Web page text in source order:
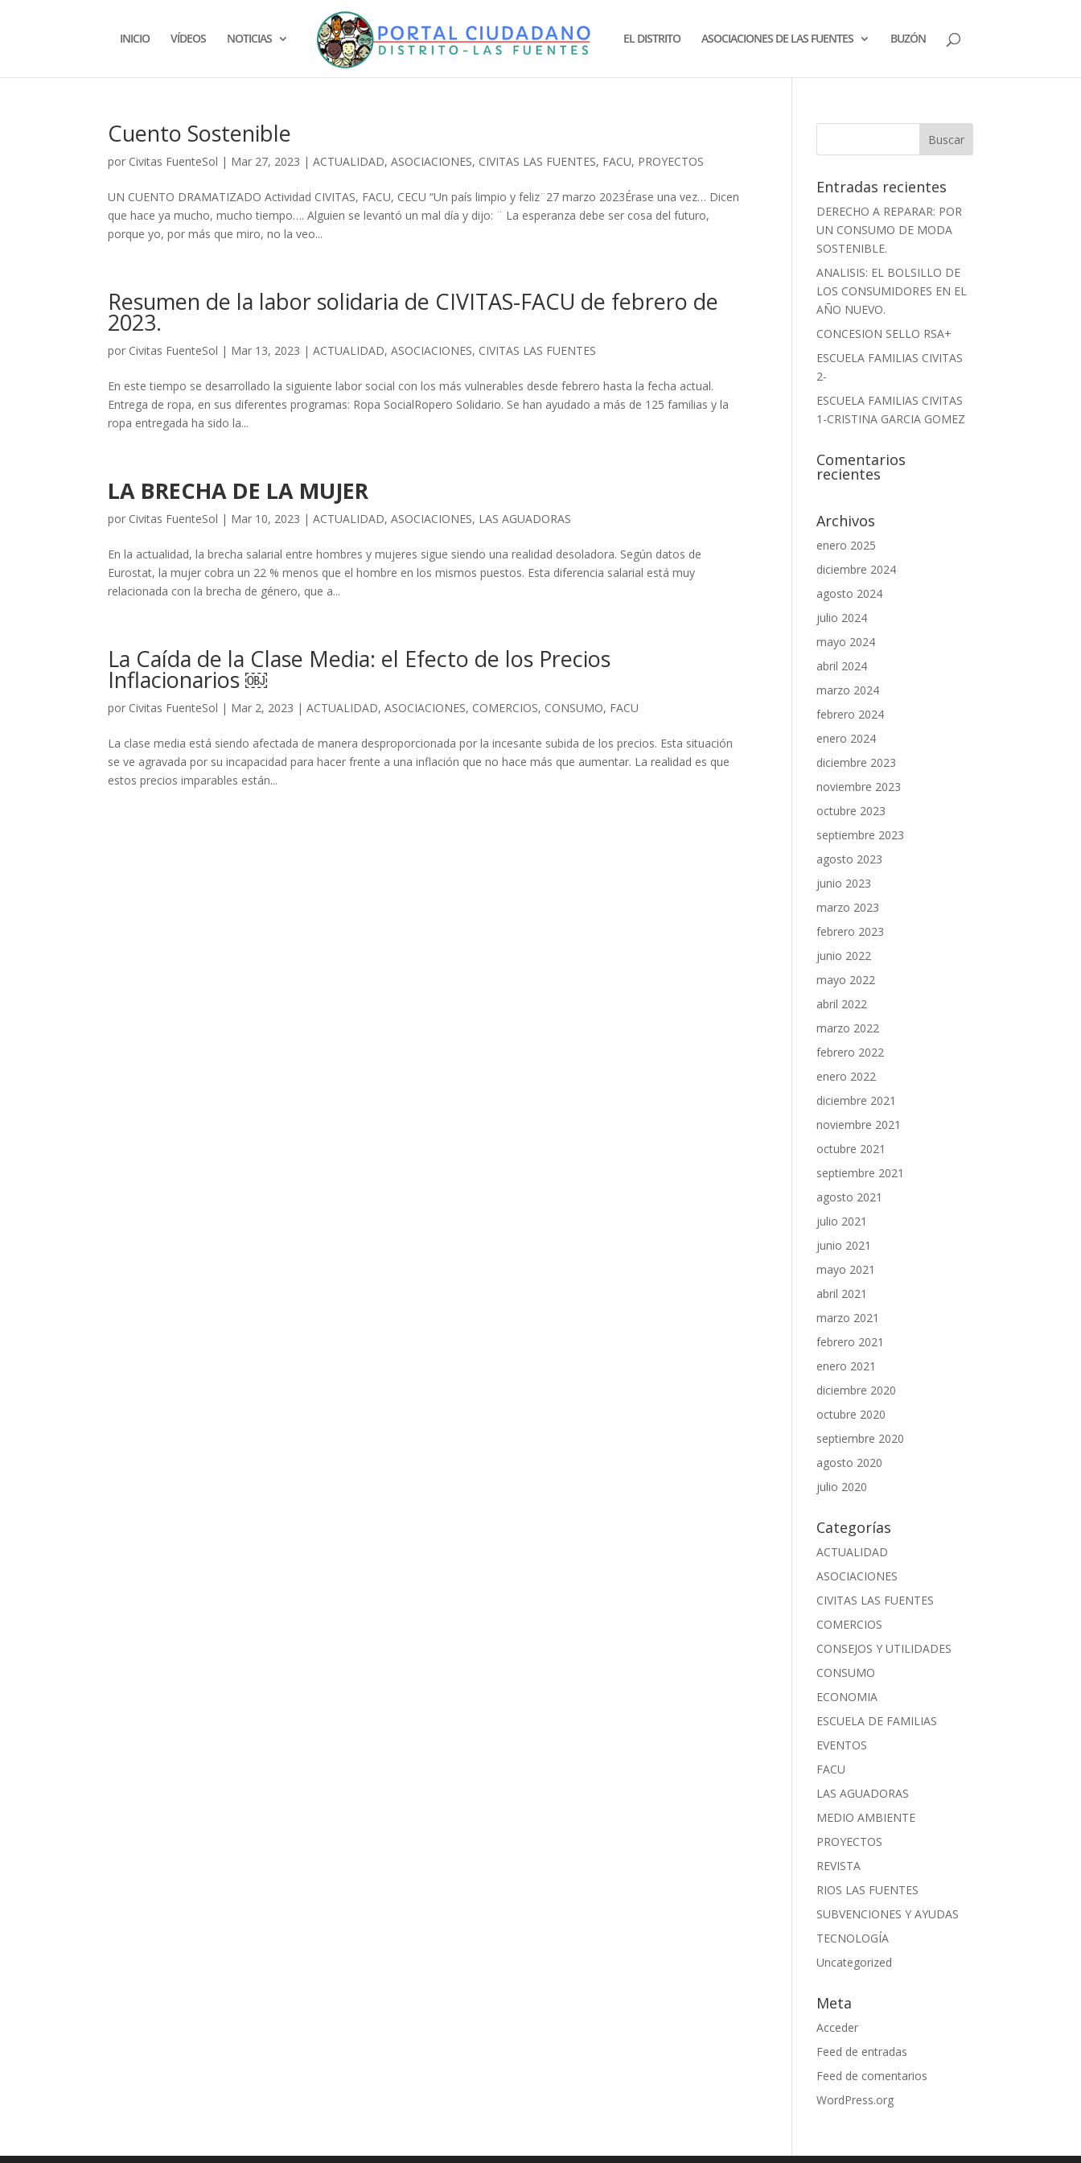
INICIO VÍDEOS NOTICIAS EL DISTRITO ASOCIACIONES DE LAS FUENTES BUZÓN
Cuento Sostenible
por Civitas FuenteSol | Mar 27, 2023 |ACTUALIDAD,ASOCIACIONES, CIVITAS LAS FUENTES, FACU, PROYECTOS
UN CUENTO DRAMATIZADO Actividad CIVITAS, FACU, CECU “Un país limpio y feliz¨27 marzo 2023Érase una vez… Dicen
que hace ya mucho, mucho tiempo…. Alguien se levantó un mal día y dijo: ¨ La esperanza debe ser cosa del futuro,
porque yo, por más que miro, no la veo...
Resumen de la labor solidaria de CIVITAS-FACU de febrero de
2023.
por Civitas FuenteSol | Mar 13, 2023 |ACTUALIDAD,ASOCIACIONES, CIVITAS LAS FUENTES
En este tiempo se desarrollado la siguiente labor social con los más vulnerables desde febrero hasta la fecha actual.
Entrega de ropa, en sus diferentes programas: Ropa SocialRopero Solidario. Se han ayudado a más de 125 familias y la
ropa entregada ha sido la...
LA BRECHA DE LA MUJER
por Civitas FuenteSol | Mar 10, 2023 |ACTUALIDAD,ASOCIACIONES, LAS AGUADORAS
En la actualidad, la brecha salarial entre hombres y mujeres sigue siendo una realidad desoladora. Según datos de
Eurostat, la mujer cobra un 22 % menos que el hombre en los mismos puestos. Esta diferencia salarial está muy
relacionada con la brecha de género, que a...
La Caída de la Clase Media: el Efecto de los Precios
Inflacionarios ￼
por Civitas FuenteSol | Mar 2, 2023 |ACTUALIDAD,ASOCIACIONES, COMERCIOS, CONSUMO, FACU
La clase media está siendo afectada de manera desproporcionada por la incesante subida de los precios. Esta situación
se ve agravada por su incapacidad para hacer frente a una inflación que no hace más que aumentar. La realidad es que
estos precios imparables están...
Entradas recientes
DERECHO A REPARAR: POR
UN CONSUMO DE MODA
SOSTENIBLE.
ANALISIS: EL BOLSILLO DE
LOS CONSUMIDORES EN EL
AÑO NUEVO.
CONCESION SELLO RSA+
ESCUELA FAMILIAS CIVITAS
2-
ESCUELA FAMILIAS CIVITAS
1-CRISTINA GARCIA GOMEZ
Comentarios
recientes
Archivos
enero 2025
diciembre 2024
agosto 2024
julio 2024
mayo 2024
abril 2024
marzo 2024
febrero 2024
enero 2024
diciembre 2023
noviembre 2023
octubre 2023
septiembre 2023
agosto 2023
junio 2023
marzo 2023
febrero 2023
junio 2022
mayo 2022
abril 2022
marzo 2022
febrero 2022
enero 2022
diciembre 2021
noviembre 2021
octubre 2021
septiembre 2021
agosto 2021
julio 2021
junio 2021
mayo 2021
abril 2021
marzo 2021
febrero 2021
enero 2021
diciembre 2020
octubre 2020
septiembre 2020
agosto 2020
julio 2020
Categorías
ACTUALIDAD
ASOCIACIONES
CIVITAS LAS FUENTES
COMERCIOS
CONSEJOS Y UTILIDADES
CONSUMO
ECONOMIA
ESCUELA DE FAMILIAS
EVENTOS
FACU
LAS AGUADORAS
MEDIO AMBIENTE
PROYECTOS
REVISTA
RIOS LAS FUENTES
SUBVENCIONES Y AYUDAS
TECNOLOGÍA
Uncategorized
Meta
Acceder
Feed de entradas
Feed de comentarios
WordPress.org